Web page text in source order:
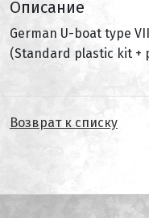
Описание
German U-boat type
(Standard plastic kit +
Возврат к списку